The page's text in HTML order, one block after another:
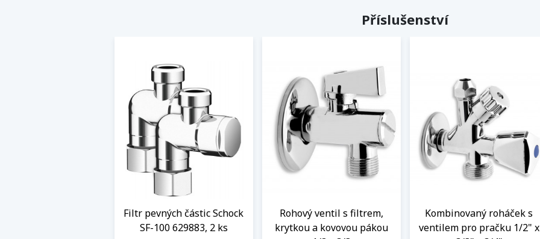
Příslušenství
Filtr pevných částic Schock
SF-100 629883, 2 ks
Rohový ventil s filtrem,
krytkou a kovovou pákou
Kombinovaný roháček s
ventilem pro pračku 1/2" x